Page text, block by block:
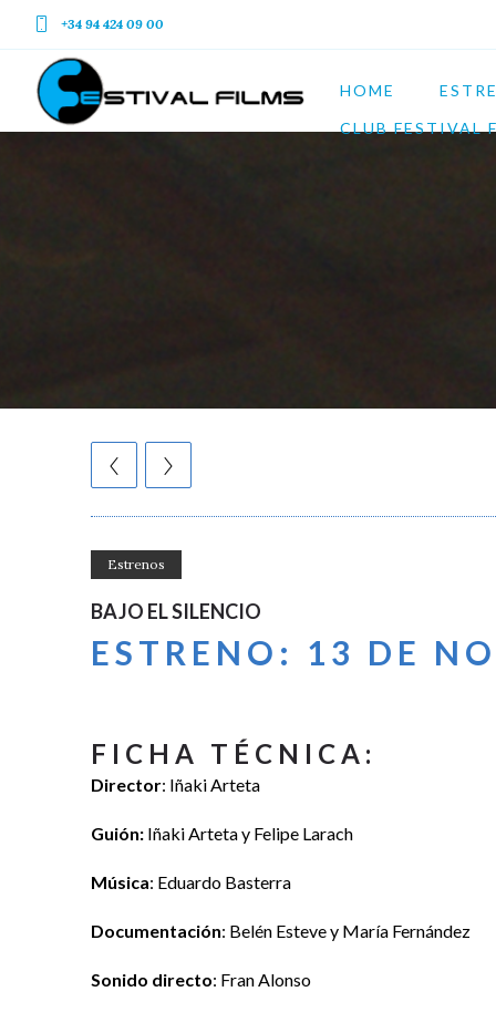
+34 94 424 09 00
HOME
CLUB FESTIVAL
Estrenos
BAJO EL SILENCIO
ESTRENO: 13 DE
FICHA TÉCNICA:
Director: Iñaki Arteta
Guión: Iñaki Arteta y Felipe Larach
Música: Eduardo Basterra
Documentación: Belén Esteve y María Fernández
Sonido directo: Fran Alonso